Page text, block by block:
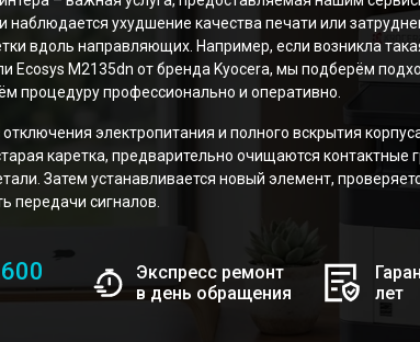
наблюдается ухудшение качества печати или
вдоль направляющих. Например, если возникла
Ecosys M2135dn от бренда Kyocera, мы подберём
процедуру профессионально и оперативно.
электропитания и полного вскрытия
каретка, предварительно очищаются контактные
Затем устанавливается новый элемент,
передачи сигналов.
Экспресс ремонт
в день обращения
лет